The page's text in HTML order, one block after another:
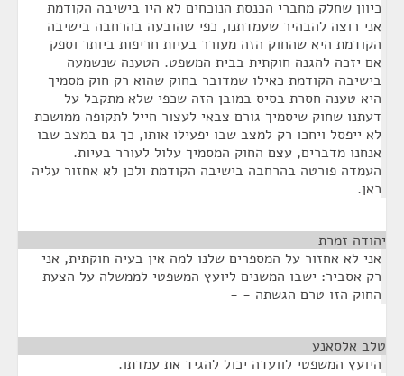
כיוון שחלק מחברי הכנסת הנוכחים לא היו בישיבה הקודמת
אני רוצה להבהיר שעמדתנו, כפי שהובעה בהרחבה בישיבה
הקודמת היא שהחוק הזה מעורר בעיות חריפות ביותר וספק
אם יזכה להגנה חוקתית בבית המשפט. הטענה שנשמעה
בישיבה הקודמת כאילו שמדובר בחוק שהוא רק חוק מסמיך
היא טענה חסרת בסיס במובן הזה שכפי שלא מתקבל על
דעתנו שחוק שיסמיך גורם צבאי לעצור חייל לתקופה ממושכת
לא ייפסל ויחכו רק למצב שבו יפעילו אותו, כך גם במצב שבו
אנחנו מדברים, עצם החוק המסמיך עלול לעורר בעיות.
העמדה פורטה בהרחבה בישיבה הקודמת ולכן לא אחזור עליה
כאן.
יהודה זמרת
אני לא אחזור על המספרים שלנו למה אין בעיה חוקתית, אני
רק אסביר: ישבו המשנים ליועץ המשפטי לממשלה על הצעת
החוק הזו טרם הגשתה - -
טלב אלסאנע
היועץ המשפטי לוועדה יכול להגיד את עמדתו.